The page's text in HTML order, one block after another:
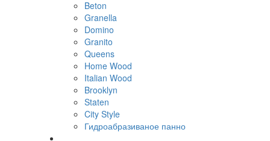
Beton
Granella
Domino
Granito
Queens
Home Wood
Italian Wood
Brooklyn
Staten
City Style
Гидроабразиваное панно